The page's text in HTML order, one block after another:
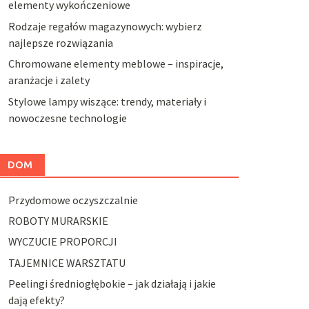
elementy wykończeniowe
Rodzaje regałów magazynowych: wybierz
najlepsze rozwiązania
Chromowane elementy meblowe – inspiracje,
aranżacje i zalety
Stylowe lampy wiszące: trendy, materiały i
nowoczesne technologie
DOM
Przydomowe oczyszczalnie
ROBOTY MURARSKIE
WYCZUCIE PROPORCJI
TAJEMNICE WARSZTATU
Peelingi średniogłębokie – jak działają i jakie
dają efekty?